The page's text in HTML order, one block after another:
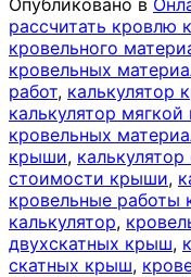
Опубликовано в
рассчитать кровлю
кровельного
кровельных
работ, калькулятор
калькулятор мягкой
кровельных
крыши,
стоимости крыши,
кровельные работы
калькулятор,
двухскатных крыш,
скатных крыш,